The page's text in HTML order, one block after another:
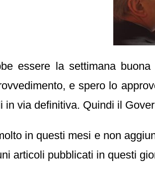
essere la settimana
e spero lo
in via definitiva. Quindi il
in questi mesi e non
articoli pubblicati in questi